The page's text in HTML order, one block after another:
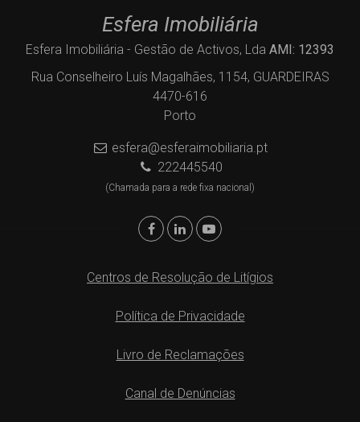
Esfera Imobiliária
Esfera Imobiliária - Gestão de Activos, Lda AMI: 12393
Rua Conselheiro Luís Magalhães, 1154, GUARDEIRAS
4470-616
Porto
esfera@esferaimobiliaria.pt
222445540
(Chamada para a rede fixa nacional)
Centros de Resolução de Litígios
Política de Privacidade
Livro de Reclamações
Canal de Denúncias